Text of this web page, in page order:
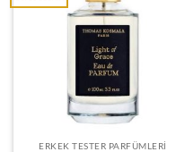
ERKEK TESTER PARFÜMLERI